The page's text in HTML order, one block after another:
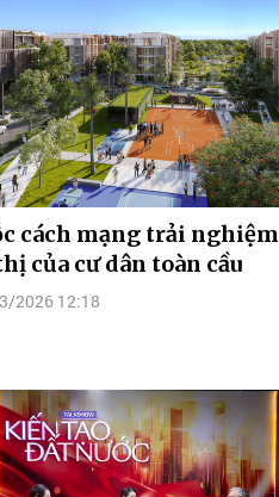
cách mạng trải nghiệm
của cư dân toàn cầu
2026 12:18